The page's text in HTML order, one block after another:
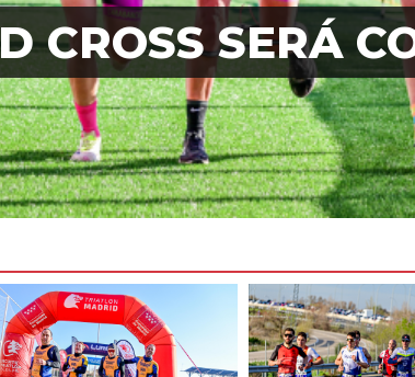
CROSS SERÁ